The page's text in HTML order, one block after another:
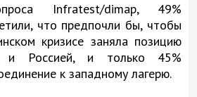
Infratest/dimap, 49%
что предпочли бы, чтобы
кризисе заняла позицию
и Россией, и только 45%
к западному лагерю.